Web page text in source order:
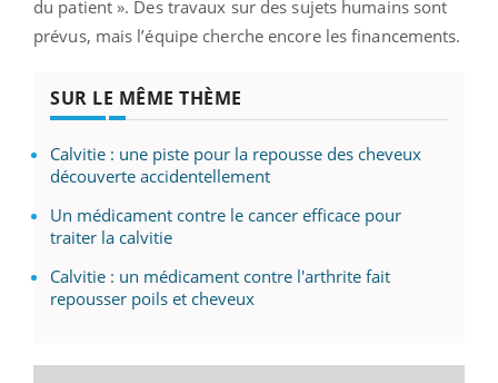
du patient ». Des travaux sur des sujets humains sont
prévus, mais l’équipe cherche encore les financements.
SUR LE MÊME THÈME
Calvitie : une piste pour la repousse des cheveux
découverte accidentellement
Un médicament contre le cancer efficace pour
traiter la calvitie
Calvitie : un médicament contre l'arthrite fait
repousser poils et cheveux